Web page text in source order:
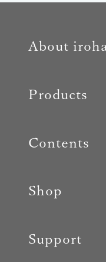
About iroha
Products
Contents
Shop
Support